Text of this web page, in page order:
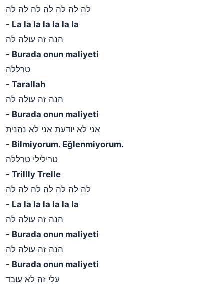
לה לה לה לה לה לה לה
- La la la la la la la
הנה זה עולה לה
- Burada onun maliyeti
טרללה
- Tarallah
הנה זה עולה לה
- Burada onun maliyeti
אני לא יודעת אני לא נהנית
- Bilmiyorum. Eğlenmiyorum.
טרילילי טרללה
- Trillly Trelle
לה לה לה לה לה לה לה
- La la la la la la la
הנה זה עולה לה
- Burada onun maliyeti
הנה זה עולה לה
- Burada onun maliyeti
עלי זה לא עובד